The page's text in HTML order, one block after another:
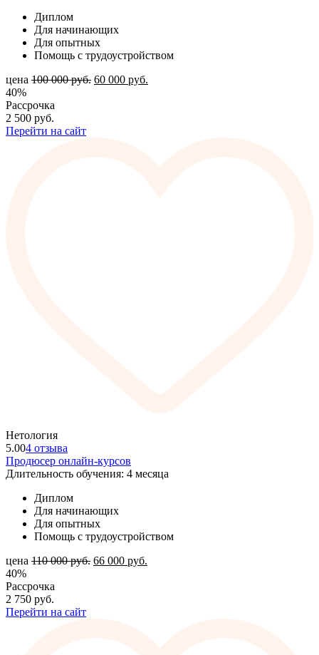
Диплом
Для начинающих
Для опытных
Помощь с трудоустройством
цена 100 000руб. 60 000 руб.
40%
Рассрочка
2 500 руб.
Перейти на сайт
Нетология
5.004 отзыва
Продюсер онлайн-курсов
Длительность обучения: 4 месяца
Диплом
Для начинающих
Для опытных
Помощь с трудоустройством
цена 110 000руб. 66 000 руб.
40%
Рассрочка
2 750 руб.
Перейти на сайт